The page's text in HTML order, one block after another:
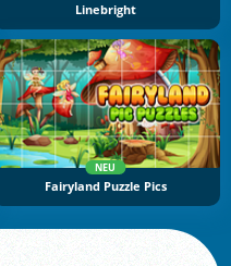
Linebright
NEU
Fairyland Puzzle Pics